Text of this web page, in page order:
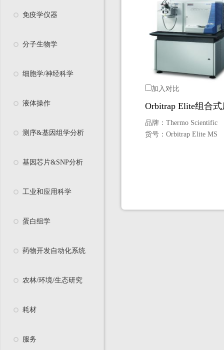
免疫学仪器
分子生物学
细胞学/神经科学
液体操作
测序&基因组学分析
基因芯片&SNP分析
工业和应用科学
蛋白组学
药物开发自动化系统
农林/环境/生态研究
耗材
服务
加入对比
Orbitrap Elite组合
品牌： Thermo Scientific
货号： Orbitrap Elite MS